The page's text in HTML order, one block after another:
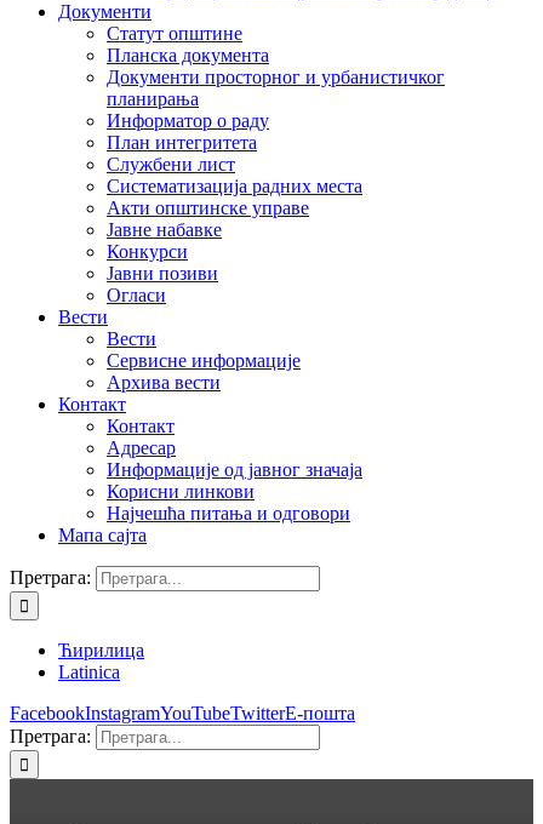
Документи
Статут општине
Планска документа
Документи просторног и урбанистичког
планирања
Информатор о раду
План интегритета
Службени лист
Систематизација радних места
Акти општинске управе
Јавне набавке
Конкурси
Јавни позиви
Огласи
Вести
Вести
Сервисне информације
Архива вести
Контакт
Контакт
Адресар
Информације од јавног значаја
Корисни линкови
Најчешћа питања и одговори
Мапа сајта
Претрага:
Ћирилица
Latinica
FacebookInstagramYouTubeTwitterЕ-пошта
Претрага: